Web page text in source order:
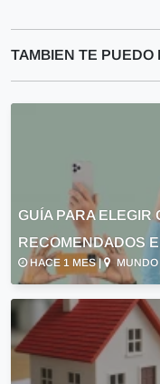
TAMBIEN TE PUEDO
GUÍA PARA
RECOMENDADOS
HACE 1 MES | MUNDO